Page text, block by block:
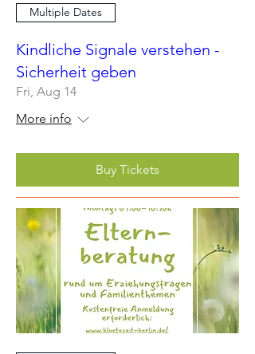
Multiple Dates
Kindliche Signale verstehen -
Sicherheit geben
Fri, Aug 14
More info
Buy Tickets